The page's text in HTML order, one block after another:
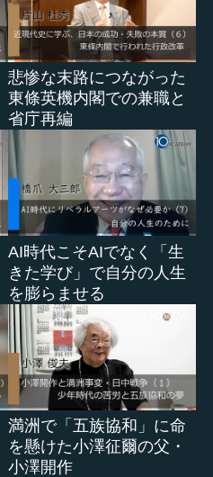
悲惨な末路につながった
東條英機内閣での兼職と
省庁再編
AI時代こそAIでなく「生
きた学び」で自分の人生
を膨らませる
満洲で「五族協和」に命
を懸けた小澤征爾の父・
小澤開作